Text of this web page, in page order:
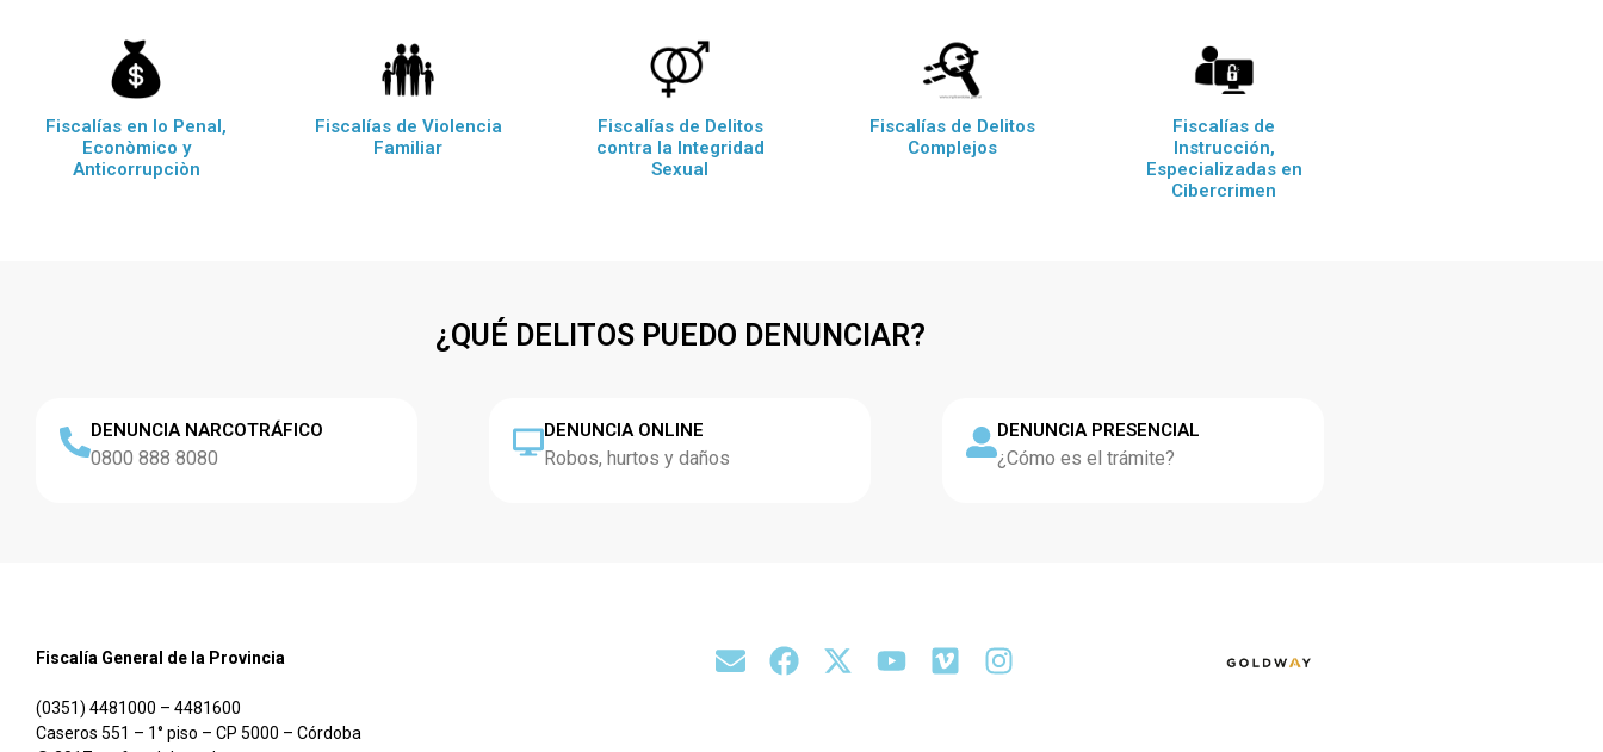
Fiscalías en lo Penal,
Econòmico y
Anticorrupciòn
Fiscalías de Violencia
Familiar
Fiscalías de Delitos
contra la Integridad
Sexual
Fiscalías de Delitos
Complejos
Fiscalías de
Instrucción,
Especializadas en
Cibercrimen
¿QUÉ DELITOS PUEDO DENUNCIAR?
DENUNCIA NARCOTRÁFICO
0800 888 8080
DENUNCIA ONLINE
Robos, hurtos y daños
DENUNCIA PRESENCIAL
¿Cómo es el trámite?
Fiscalía General de la Provincia
(0351) 4481000 – 4481600
Caseros 551 – 1° piso – CP 5000 – Córdoba